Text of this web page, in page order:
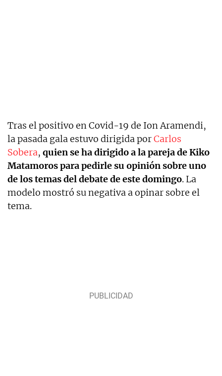
Tras el positivo en Covid-19 de Ion Aramendi,
la pasada gala estuvo dirigida porCarlos
Sobera, quien se ha dirigido a la pareja de Kiko
Matamoros para pedirle su opinión sobre uno
de los temas del debate de este domingo. La
modelo mostró su negativa a opinar sobre el
tema.